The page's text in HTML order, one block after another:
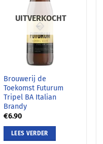
UITVERKOCHT
Brouwerij de
Toekomst Futurum
Tripel BA Italian
Brandy
€6.90
LEES VERDER